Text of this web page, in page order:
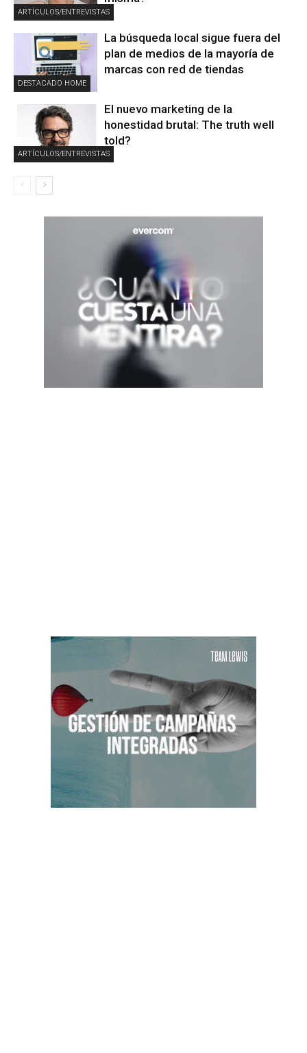
ARTÍCULOS/ENTREVISTAS
DESTACADO HOME
La búsqueda local sigue fuera del
plan de medios de la mayoría de
marcas con red de tiendas
ARTÍCULOS/ENTREVISTAS
El nuevo marketing de la
honestidad brutal: The truth well
told?